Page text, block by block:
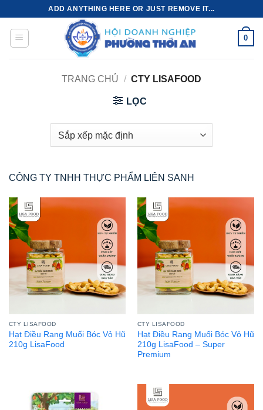
dung
ADD ANYTHING HERE OR JUST REMOVE IT...
0
TRANG CHỦ / CTY LISAFOOD
LỌC
CÔNG TY TNHH THỰC PHẨM LIÊN SANH
CTY LISAFOOD
Hạt Điều Rang Muối Bóc Vỏ Hũ
210g LisaFood
CTY LISAFOOD
Hạt Điều Rang Muối Bóc Vỏ Hũ
210g LisaFood – Super
Premium